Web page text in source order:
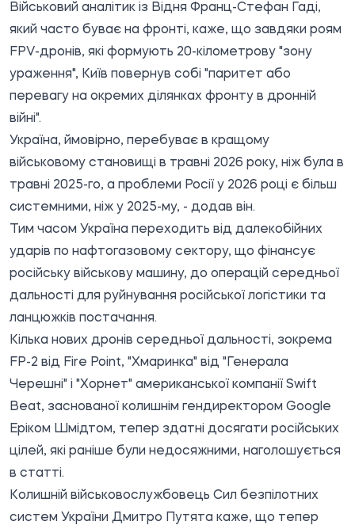
Військовий аналітик із Відня Франц-Стефан Гаді,
який часто буває на фронті, каже, що завдяки роям
FPV-дронів, які формують 20-кілометрову "зону
ураження", Київ повернув собі "паритет або
перевагу на окремих ділянках фронту в дронній
війні".
Україна, ймовірно, перебуває в кращому
військовому становищі в травні 2026 року, ніж була в
травні 2025-го, а проблеми Росії у 2026 році є більш
системними, ніж у 2025-му, - додав він.
Тим часом Україна переходить від далекобійних
ударів по нафтогазовому сектору, що фінансує
російську військову машину, до операцій середньої
дальності для руйнування російської логістики та
ланцюжків постачання.
Кілька нових дронів середньої дальності, зокрема
FP-2 від Fire Point, "Хмаринка" від "Генерала
Черешні" і "Хорнет" американської компанії Swift
Beat, заснованої колишнім гендиректором Google
Еріком Шмідтом, тепер здатні досягати російських
цілей, які раніше були недосяжними, наголошується
в статті.
Колишній військовослужбовець Сил безпілотних
систем України Дмитро Путята каже, що тепер